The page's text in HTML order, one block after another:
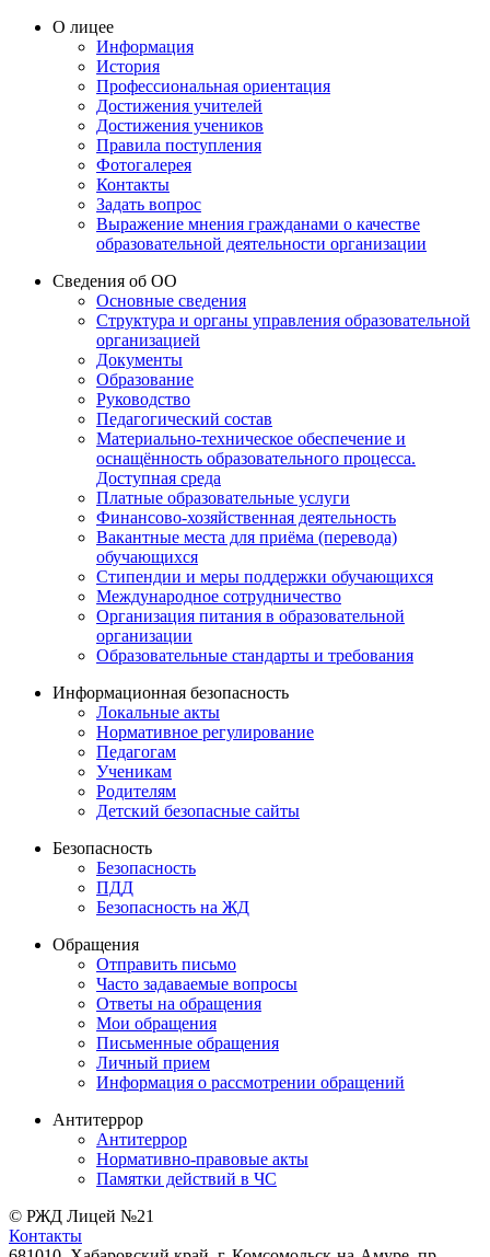
О лицее
Информация
История
Профессиональная ориентация
Достижения учителей
Достижения учеников
Правила поступления
Фотогалерея
Контакты
Задать вопрос
Выражение мнения гражданами о качестве
образовательной деятельности организации
Сведения об ОО
Основные сведения
Структура и органы управления образовательной
организацией
Документы
Образование
Руководство
Педагогический состав
Материально-техническое обеспечение и
оснащённость образовательного процесса.
Доступная среда
Платные образовательные услуги
Финансово-хозяйственная деятельность
Вакантные места для приёма (перевода)
обучающихся
Стипендии и меры поддержки обучающихся
Международное сотрудничество
Организация питания в образовательной
организации
Образовательные стандарты и требования
Информационная безопасность
Локальные акты
Нормативное регулирование
Педагогам
Ученикам
Родителям
Детский безопасные сайты
Безопасность
Безопасность
ПДД
Безопасность на ЖД
Обращения
Отправить письмо
Часто задаваемые вопросы
Ответы на обращения
Мои обращения
Письменные обращения
Личный прием
Информация о рассмотрении обращений
Антитеррор
Антитеррор
Нормативно-правовые акты
Памятки действий в ЧС
© РЖД Лицей №21
Контакты